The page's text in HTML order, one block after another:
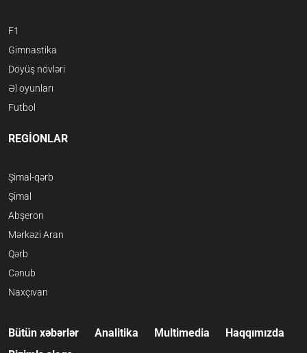
F1
Gimnastika
Döyüş növləri
Əl oyunları
Futbol
REGİONLAR
Şimal-qərb
Şimal
Abşeron
Mərkəzi Aran
Qərb
Cənub
Naxçıvan
Bütün xəbərlər Analitika Multimedia
Haqqımızda